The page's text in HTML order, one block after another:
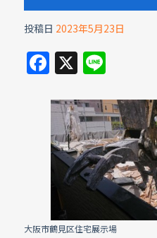
投稿日 2023年5月23日
F
a
c
e
b
o
o
k
X Li
e
大阪市鶴見区住宅展示場